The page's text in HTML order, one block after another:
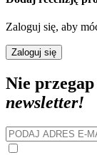
Zaloguj się, aby
Zaloguj się
Nie
newsletter!